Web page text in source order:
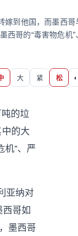
嫁到他国，而墨西哥
西哥的“毒害物危机”
大 紧 松 ◐
的垃
的大
机”、严
亚纳对
哥如
墨西哥